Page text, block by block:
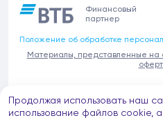
Финансовый
партнер
Положение об обработке
Материалы, представленные на
В связи с участившимися
имени компании Донстрой
отделочных материалов и т.п.),
Продолжая использовать наш
использование файлов cookie,